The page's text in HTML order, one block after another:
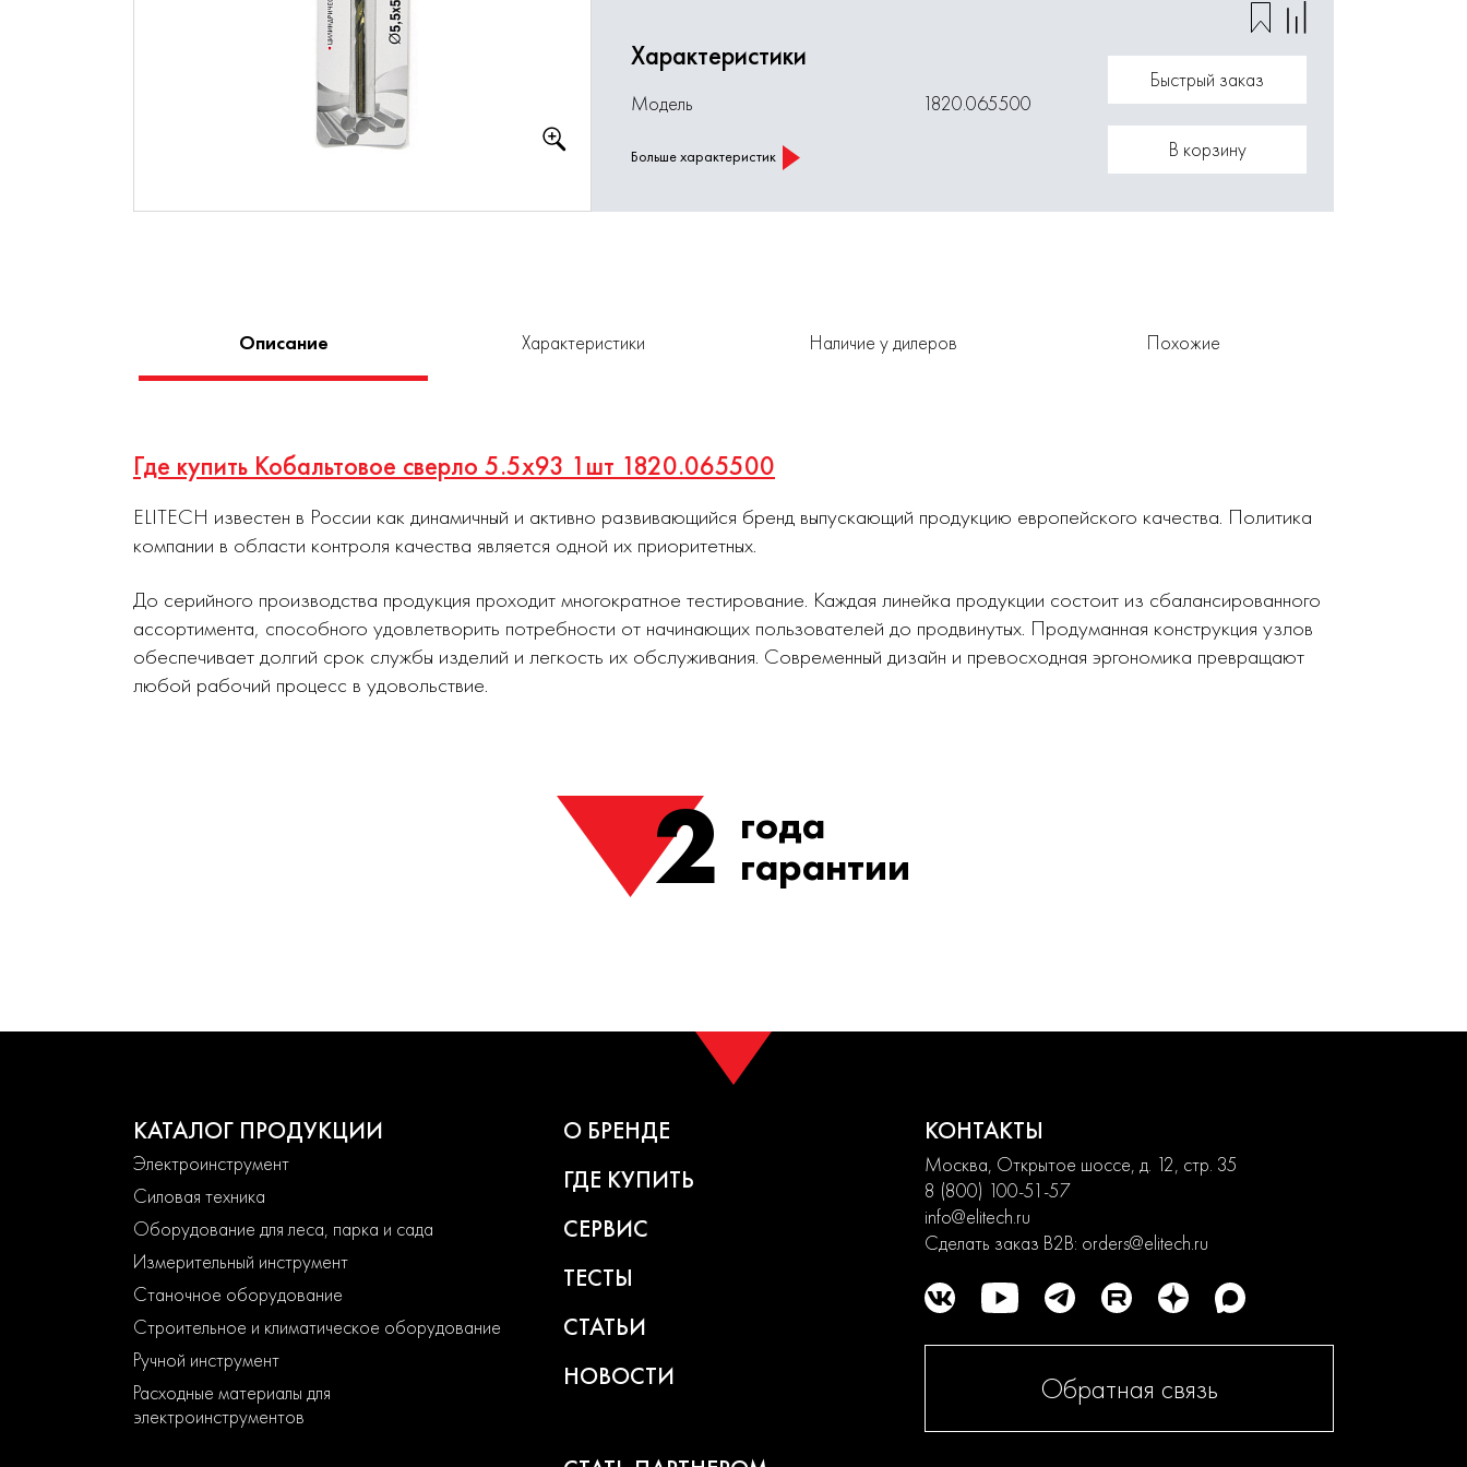
Характеристики
Модель 1820.065500
Больше характеристик
Быстрый заказ
В корзину
Описание Характеристики Наличие у дилеров Похожие
Где купить Кобальтовое сверло 5.5х93 1шт 1820.065500
ELITECH известен в России как динамичный и активно развивающийся бренд выпускающий продукцию европейского качества. Политика
компании в области контроля качества является одной их приоритетных.
До серийного производства продукция проходит многократное тестирование. Каждая линейка продукции состоит из сбалансированного
ассортимента, способного удовлетворить потребности от начинающих пользователей до продвинутых. Продуманная конструкция узлов
обеспечивает долгий срок службы изделий и легкость их обслуживания. Современный дизайн и превосходная эргономика превращают
любой рабочий процесс в удовольствие.
2 года
гарантии
КАТАЛОГ ПРОДУКЦИИ
Электроинструмент
Силовая техника
Оборудование для леса, парка и сада
Измерительный инструмент
Станочное оборудование
Строительное и климатическое оборудование
Ручной инструмент
Расходные материалы для
электроинструментов
О БРЕНДЕ
ГДЕ КУПИТЬ
СЕРВИС
ТЕСТЫ
СТАТЬИ
НОВОСТИ
КОНТАКТЫ
Москва, Открытое шоссе, д. 12, стр. 35
8 (800) 100-51-57
info@elitech.ru
Сделать заказ B2B: orders@elitech.ru
Обратная связь